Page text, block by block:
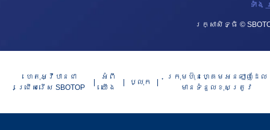
ទាំង
រក្សាសិទ្ធិ ©
ហេតុអ្វីបានជា
ជ្រើសរើស SBOTOP
អំពី​​
យើង
ប្លុក
ក្រុមហ៊ុនហ្គេមអនឡាញដែល
មានទំនួលខុសត្រូវ